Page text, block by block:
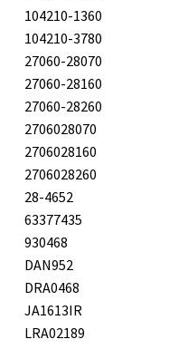
104210-1360
104210-3780
27060-28070
27060-28160
27060-28260
2706028070
2706028160
2706028260
28-4652
63377435
930468
DAN952
DRA0468
JA1613IR
LRA02189